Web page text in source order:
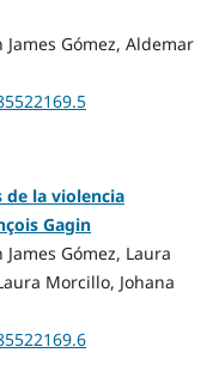
Gómez, Aldemar
de la violencia
Gagin
Gómez, Laura
Morcillo, Johana